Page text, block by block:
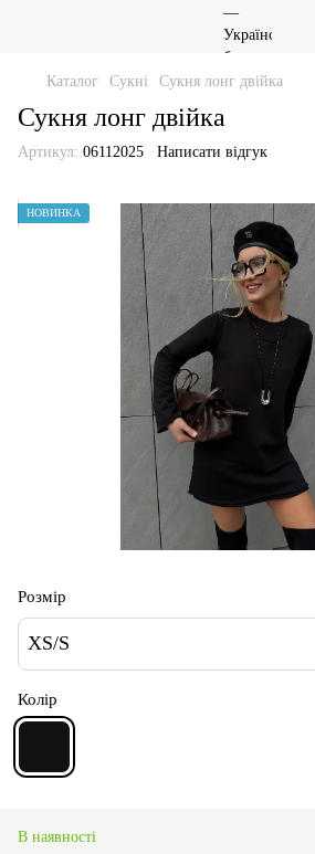
Каталог Сукні Сукня лонг двійка
Сукня лонг двійка
Артикул: 06112025 Написати відгук
НОВИНКА
Розмір
XS/S
Колір
В наявності